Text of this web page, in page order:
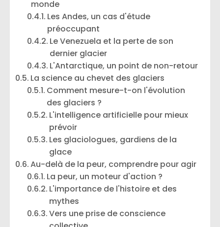
monde
Les Andes, un cas d'étude
préoccupant
Le Venezuela et la perte de son
dernier glacier
L'Antarctique, un point de non-retour
La science au chevet des glaciers
Comment mesure-t-on l'évolution
des glaciers ?
L'intelligence artificielle pour mieux
prévoir
Les glaciologues, gardiens de la
glace
Au-delà de la peur, comprendre pour agir
La peur, un moteur d'action ?
L'importance de l'histoire et des
mythes
Vers une prise de conscience